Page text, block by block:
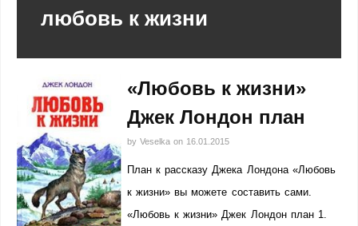
любовь к жизни
«Любовь к жизни»
Джек Лондон план
by Veselka on 16.01.2015
План к рассказу Джека Лондона «Любовь
к жизни» вы можете составить сами.
«Любовь к жизни» Джек Лондон план 1.